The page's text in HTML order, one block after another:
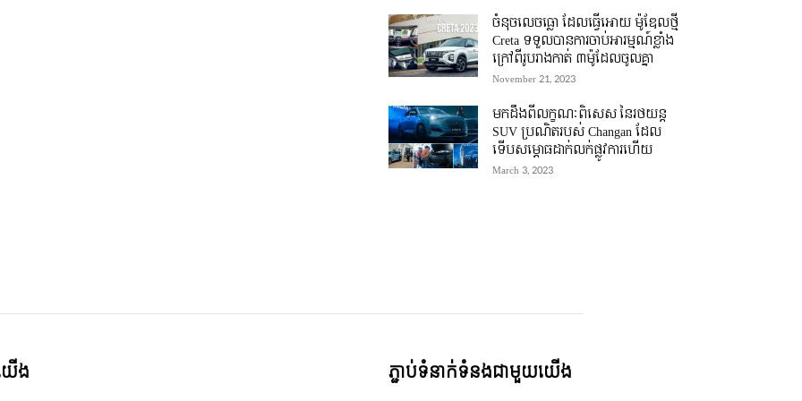
ចំនុចលេចធ្លោ ដែលធ្វើអោយ ម៉ូឌែលថ្មី
Creta ទទួលបានការចាប់អារម្មណ៍ខ្លាំង
ក្រៅពីរូបរាងកាត់ ៣ម៉ូដែលចូលគ្នា
November 21, 2023
មកដឹងពីលក្ខណៈពិសេស នៃរថយន្ត
SUV ប្រណិតរបស់ Changan ដែល
ទើបសម្ភោធដាក់លក់ផ្លូវការហើយ
March 3, 2023
ើង ភ្ជាប់ទំនាក់ទំនងជាមួយយើង